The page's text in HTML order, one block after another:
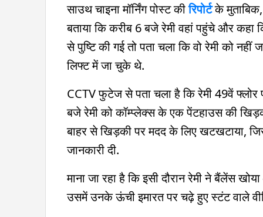
साउथ चाइना मॉर्निंग पोस्ट कीरिपोर्टके मुताबिक,
बताया कि करीब 6 बजे रेमी वहां पहुंचे और
से पुष्टि की गई तो पता चला कि वो रेमी को नहीं
लिफ्ट में जा चुके थे.
CCTV फुटेज से पता चला है कि रेमी 49वें
बजे रेमी को कॉम्प्लेक्स के एक पेंटहाउस की
बाहर से खिड़की पर मदद के लिए खटखटाया,
जानकारी दी.
माना जा रहा है कि इसी दौरान रेमी ने बैंलेंस
उसमें उनके ऊंची इमारत पर चढ़े हुए स्टंट वाले